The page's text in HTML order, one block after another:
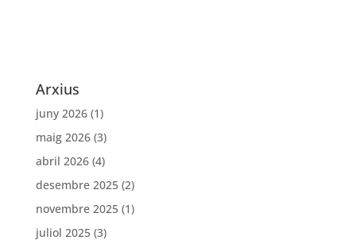
Arxius
juny 2026(1)
maig 2026(3)
abril 2026(4)
desembre 2025(2)
novembre 2025(1)
juliol 2025(3)